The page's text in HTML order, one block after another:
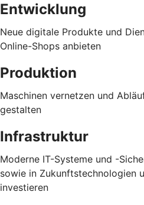
Entwicklung
Neue digitale Produkte und
Online-Shops anbieten
Produktion
Maschinen vernetzen und
gestalten
Infrastruktur
Moderne IT-Systeme und -
sowie in Zukunftstechnologien
investieren